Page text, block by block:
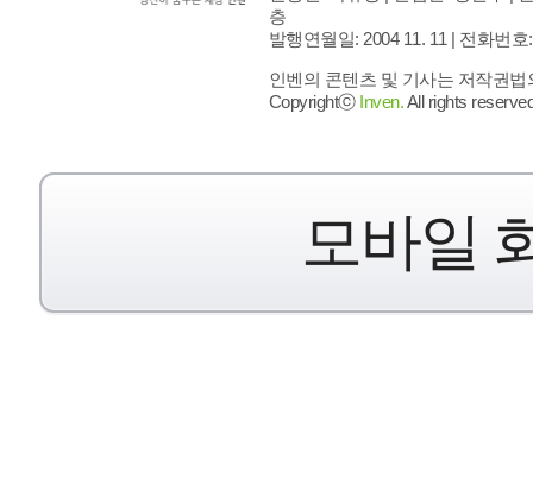
층
발행연월일: 2004 11. 11 | 전화번호
인벤의 콘텐츠 및 기사는 저작권
Copyrightⓒ Inven.All rights
모바일